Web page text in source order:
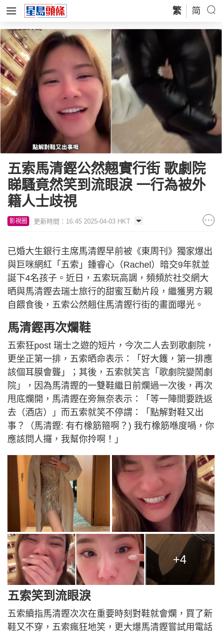
繁 简
五索馬清鏗公然翹實行街 歌劇院
睇騷竟然笑到流眼淚 一行為被外
籍人士歧視
影視圈 更新時間：16:45 2025-04-03 HKT
已婚大生銀行主席馬清鏗早前被《東周刊》獨家爆出
與巨咪網紅「五索」鍾睿心（Rachel）暗交9年就並
誕下4名孩子。近日，五索玩高調，頻頻於社交網大
晒與馬清鏗去瑞士旅行的甜蜜互動片段，繼獲男方親
自餵食後，五索公然翹住馬清鏗行街的畫面曝光。
馬清鏗再次爛鞋
五索狂post 瑞士之遊的短片，今次二人去到歌劇院，
更坐正第一排，五索晒命表示：「好大鑊，第一排應
該個耳膜會聾」；其後，五索就笑言「歌劇院變鬧劇
院」，因為馬清鏗的一雙鞋繼日前爛過一次後，再次
甩底爛開，馬清鏗在旁無奈表示：「等一陣間要跣返
去（酒店）」而五索就笑不停謂：「點解對鞋又出
事？（馬清鏗: 有冇橡筋箍啊？) 我冇橡筋喺度喎，你
應該問人攞，我幫你拎啊！」
+4
五索笑到流眼淚
五索續指馬清鏗次次在重要時刻對鞋就會爛，買了新
鞋又不穿，五索瘋狂地笑，更大爆馬清鏗嘗試用電話